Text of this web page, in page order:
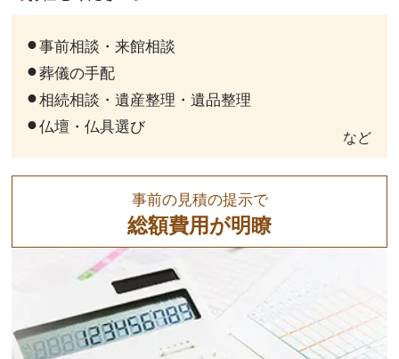
事前相談・来館相談
葬儀の手配
相続相談・遺産整理・遺品整理
仏壇・仏具選び
など
事前の見積の提示で
総額費用が明瞭